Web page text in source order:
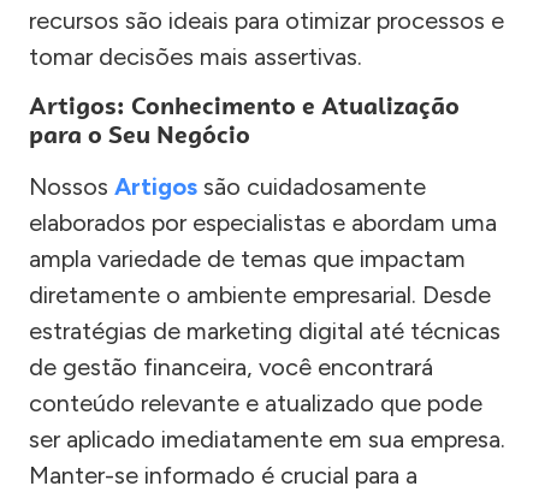
recursos são ideais para otimizar processos e
tomar decisões mais assertivas.
Artigos: Conhecimento e Atualização
para o Seu Negócio
Nossos Artigos são cuidadosamente
elaborados por especialistas e abordam uma
ampla variedade de temas que impactam
diretamente o ambiente empresarial. Desde
estratégias de marketing digital até técnicas
de gestão financeira, você encontrará
conteúdo relevante e atualizado que pode
ser aplicado imediatamente em sua empresa.
Manter-se informado é crucial para a